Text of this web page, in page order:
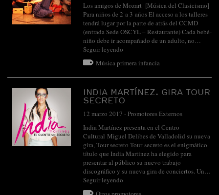
Los amigos de Mozart [Música del Clasicismo]
Para niños de 2 a 3 años El acceso a los talleres
tendrá lugar por la parte de atrás del CCMD
(entrada Sede OSCYL – Restaurante) Cada bebé-
niño debe ir acompañado de un adulto, no…
Seguir leyendo
Música primera infancia
INDIA MARTÍNEZ. GIRA TOUR
SECRETO
12 marzo 2017 -Promotores Externos
India Martínez presenta en el Centro
Cultural Miguel Delibes de Valladolid su nueva
gira, Tour secreto Tour secreto es el enigmático
título que India Martinez ha elegido para
presentar al público su nuevo trabajo
discográfico y su nueva gira de conciertos. Un…
Seguir leyendo